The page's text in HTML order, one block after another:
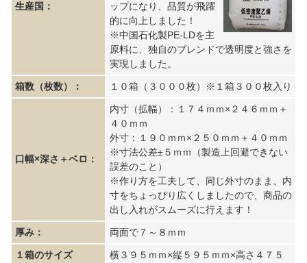
生産国：
ップになり、品質が飛躍
的に向上しました！
※中国石化製PE-LDを主
原料に、独自のブレンドで透明度と強さを
実現しました。
箱数（枚数）： １０箱（３０００枚）※１箱３００枚入り
口幅×深さ＋ベロ：
内寸（拡幅）：１７４ｍｍ×２４６ｍｍ＋
４０ｍｍ
外寸：１９０ｍｍ×２５０ｍｍ＋４０ｍｍ
※寸法公差±５ｍｍ（製造上回避できない
誤差のこと）
※作り方を工夫して、同じ外寸のまま、内
寸をちょっぴり広くしましたので、商品の
出し入れがスムーズに行えます！
厚み： 両面で７～８ｍｍ
１箱のサイズ
横３９５ｍｍ×縦５９５ｍｍ×高さ４７５